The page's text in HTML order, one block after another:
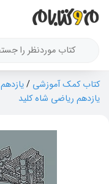
کتاب کمک آموزشی /یازدهم
یازدهم ریاضی شاه کلید